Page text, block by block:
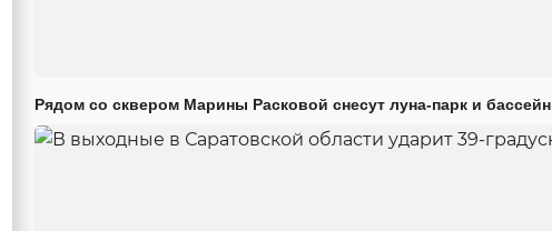
Рядом со сквером Марины Расковой снесут луна-парк и бассейн